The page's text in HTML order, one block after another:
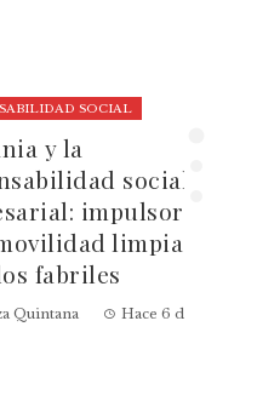
SOCIAL
y la
social
impulsores
limpia
fabriles
Quintana Hace 6 días